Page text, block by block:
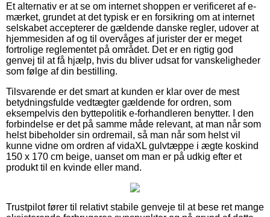
Et alternativ er at se om internet shoppen er verificeret af e-
mærket, grundet at det typisk er en forsikring om at internet
selskabet accepterer de gældende danske regler, udover at
hjemmesiden af og til overvåges af jurister der er meget
fortrolige reglementet på området. Det er en rigtig god
genvej til at få hjælp, hvis du bliver udsat for vanskeligheder
som følge af din bestilling.
Tilsvarende er det smart at kunden er klar over de mest
betydningsfulde vedtægter gældende for ordren, som
eksempelvis den byttepolitik e-forhandleren benytter. I den
forbindelse er det på samme måde relevant, at man når som
helst bibeholder sin ordremail, så man når som helst vil
kunne vidne om ordren af vidaXL gulvtæppe i ægte koskind
150 x 170 cm beige, uanset om man er på udkig efter et
produkt til en kvinde eller mand.
Trustpilot fører til relativt stabile genveje til at bese ret mange